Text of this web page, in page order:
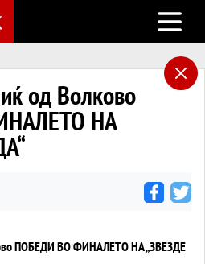
Open
од Волково
НА